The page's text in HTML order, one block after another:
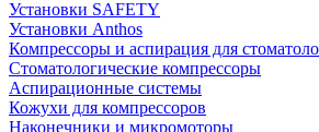
Установки SAFETY
Установки Anthos
Компрессоры и аспирация для
Стоматологические компрессоры
Аспирационные системы
Кожухи для компрессоров
Наконечники и микромоторы